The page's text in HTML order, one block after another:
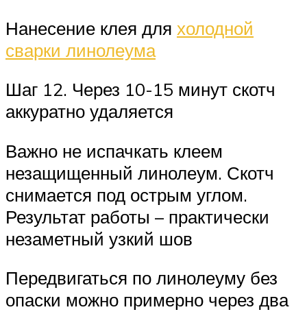
Нанесение клея для холодной
сварки линолеума
Шаг 12. Через 10-15 минут скотч
аккуратно удаляется
Важно не испачкать клеем
незащищенный линолеум. Скотч
снимается под острым углом.
Результат работы – практически
незаметный узкий шов
Передвигаться по линолеуму без
опаски можно примерно через два